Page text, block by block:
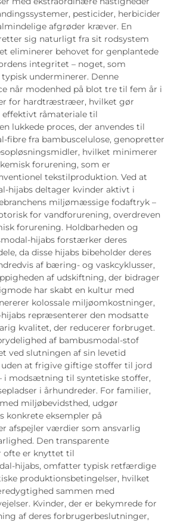
pesticider, herbicider
afgrøder kræver. En
sig naturligt fra sit rodsystem
eliminerer behovet for genplantede
integritet – noget, som
underminerer. Denne
når modenhed på blot tre til fem år i
for hardtræstræer, hvilket gør
råmateriale til
lukkede proces, der anvendes til
fibre fra bambuscelulose, genopretter
hvilket minimerer
forurening, som er
tekstilproduktion. Ved at
hijabs deltager kvinder aktivt i
miljømæssige fodaftryk –
for vandforurening, overdreven
forurening. Holdbarheden og
hijabs forstærker deres
da disse hijabs bibeholder deres
af bæring- og vaskcyklusser,
af udskiftning, der bidrager
har skabt en kultur med
kolossale miljøomkostninger,
repræsenterer den modsatte
kvalitet, der reducerer forbruget.
af bambusmodal-stof
ved slutningen af sin levetid
at frigive giftige stoffer til jord
i modsætning til syntetiske stoffer,
i århundreder. For familier,
miljøbevidsthed, udgør
konkrete eksempler på
afspejler værdier som ansvarlig
Den transparente
ofte er knyttet til
hijabs, omfatter typisk retfærdige
produktionsbetingelser, hvilket
sammen med
Kvinder, der er bekymrede for
af deres forbrugerbeslutninger,